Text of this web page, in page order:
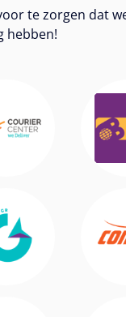
te zorgen dat
hebben!